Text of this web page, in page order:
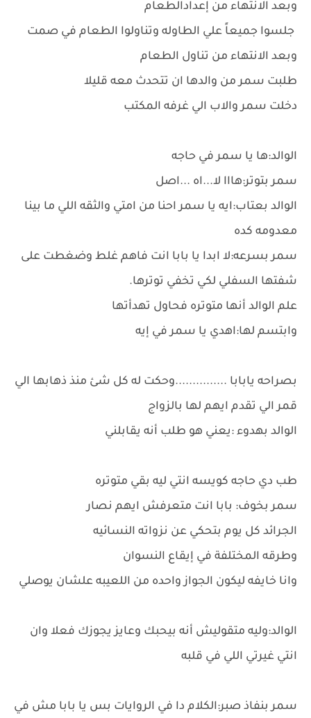
وبعد الانتهاء من إعدادالطعام
جلسوا جميعاً علي الطاوله وتناولوا الطعام في صمت
وبعد الانتهاء من تناول الطعام
طلبت سمر من والدها ان تتحدث معه قليلا
دخلت سمر والاب الي غرفه المكتب
الوالد:ها يا سمر في حاجه
سمر بتوتر:هااا لا...اه ...اصل
الوالد بعتاب:ايه يا سمر احنا من امتي والثقه اللي ما بينا
معدومه كده
سمر بسرعه:لا ابدا يا بابا انت فاهم غلط وضغطت على
شفتها السفلي لكي تخفي توترها.
علم الوالد أنها متوتره فحاول تهدأتها
وابتسم لها:اهدي يا سمر في إيه
بصراحه يابابا ...............وحكت له كل شئ منذ ذهابها الي
قمر الي تقدم ايهم لها بالزواج
الوالد بهدوء :يعني هو طلب أنه يقابلني
طب دي حاجه كويسه انتي ليه بقي متوتره
سمر بخوف: بابا انت متعرفش ايهم نصار
الجرائد كل يوم بتحكي عن نزواته النسائيه
وطرقه المختلفة في إيقاع النسوان
وانا خايفه ليكون الجواز واحده من اللعيبه علشان يوصلي
الوالد:وليه متقوليش أنه بيحبك وعايز يجوزك فعلا وان
انتي غيرتي اللي في قلبه
سمر بنفاذ صبر:الكلام دا في الروايات بس يا بابا مش في